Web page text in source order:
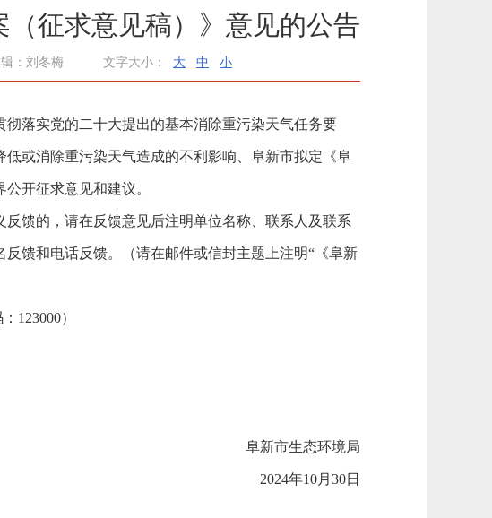
征求意见稿）》意见的公告
：刘冬梅 文字大小： 大 中 小
落实党的二十大提出的基本消除重污染天气任务要
或消除重污染天气造成的不利影响、阜新市拟定《阜
开征求意见和建议。
馈的，请在反馈意见后注明单位名称、联系人及联系
馈和电话反馈。（请在邮件或信封主题上注明“《阜新
123000）
阜新市生态环境局
2024年10月30日